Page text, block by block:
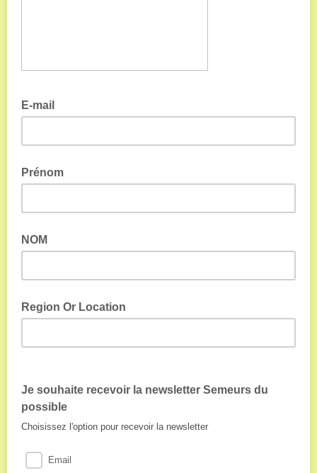
E-mail
Prénom
NOM
Region Or Location
Je souhaite recevoir la newsletter Semeurs du
possible
Choisissez l'option pour recevoir la newsletter
Email